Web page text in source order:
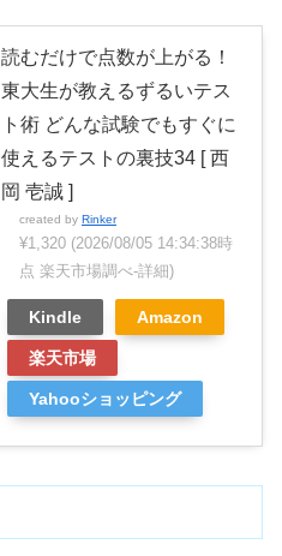
読むだけで点数が上がる！
東大生が教えるずるいテス
ト術 どんな試験でもすぐに
使えるテストの裏技34 [ 西
岡 壱誠 ]
created by Rinker
¥1,320 (2026/08/05 14:34:38時
点 楽天市場調べ-詳細)
Kindle Amazon
楽天市場
Yahooショッピング